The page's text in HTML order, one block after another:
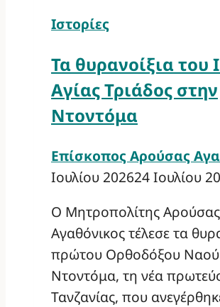
Ιστορίες
Τα θυρανοίξια του
Αγίας Τριάδος στην
Ντοντόμα
Επίσκοπος Αρούσας
Ιουλίου 202624 Ιουλίου
Ο Μητροπολίτης Αρούσας
Αγαθόνικος τέλεσε τα
πρώτου Ορθοδόξου
Ντοντόμα, τη νέα
Τανζανίας, που